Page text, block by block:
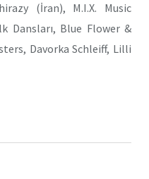
(İran), M.I.X. Music
Dansları, Blue Flower &
Davorka Schleiff, Lilli